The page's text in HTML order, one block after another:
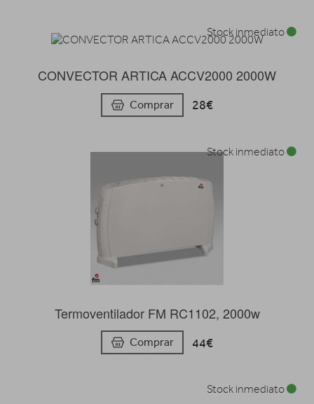
CONVECTOR ARTICA ACCV2000 2000W
Comprar 28€
Stock inmediato
Termoventilador FM RC1102, 2000w
Comprar 44€
Stock inmediato
Stock inmediato